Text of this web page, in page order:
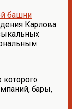
башни
Карлова
которого
бары,